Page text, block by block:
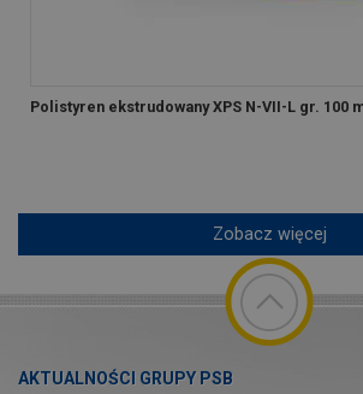
Polistyren ekstrudowany XPS N-VII-L gr. 100
Zobacz więcej
AKTUALNOŚCI GRUPY PSB